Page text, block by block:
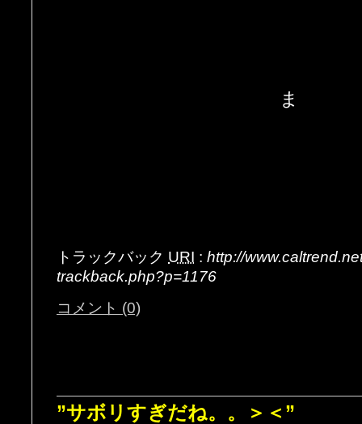
ま
トラックバック URI : http://
trackback.php?p=1176
コメント (0)
”サボリすぎだね。。＞＜”